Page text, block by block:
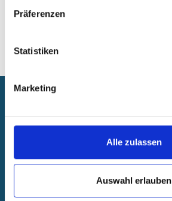
Präferenzen
Statistiken
Marketing
Alle zulassen
Auswahl erlauben
Veranstaltungen
Foto-Nachweise
Stellenausschreibungen
Newsletter